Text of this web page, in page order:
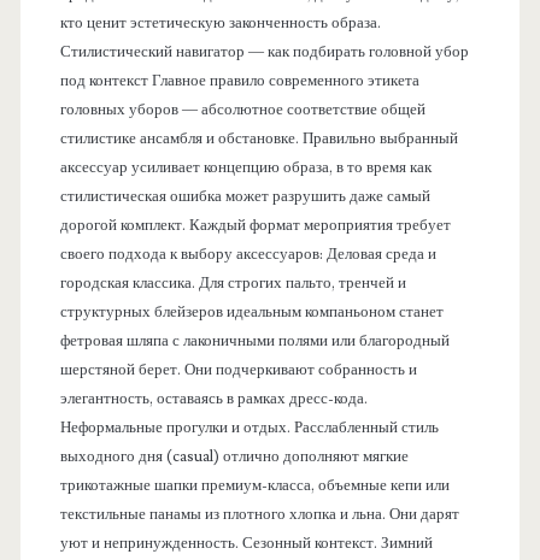
кто ценит эстетическую законченность образа.
Стилистический навигатор — как подбирать головной убор
под контекст Главное правило современного этикета
головных уборов — абсолютное соответствие общей
стилистике ансамбля и обстановке. Правильно выбранный
аксессуар усиливает концепцию образа, в то время как
стилистическая ошибка может разрушить даже самый
дорогой комплект. Каждый формат мероприятия требует
своего подхода к выбору аксессуаров: Деловая среда и
городская классика. Для строгих пальто, тренчей и
структурных блейзеров идеальным компаньоном станет
фетровая шляпа с лаконичными полями или благородный
шерстяной берет. Они подчеркивают собранность и
элегантность, оставаясь в рамках дресс-кода.
Неформальные прогулки и отдых. Расслабленный стиль
выходного дня (casual) отлично дополняют мягкие
трикотажные шапки премиум-класса, объемные кепи или
текстильные панамы из плотного хлопка и льна. Они дарят
уют и непринужденность. Сезонный контекст. Зимний